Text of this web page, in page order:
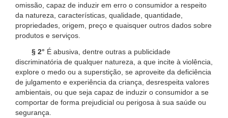
omissão, capaz de induzir em erro o consumidor a respeito
da natureza, características, qualidade, quantidade,
propriedades, origem, preço e quaisquer outros dados sobre
produtos e serviços.
§ 2° É abusiva, dentre outras a publicidade
discriminatória de qualquer natureza, a que incite à violência,
explore o medo ou a superstição, se aproveite da deficiência
de julgamento e experiência da criança, desrespeita valores
ambientais, ou que seja capaz de induzir o consumidor a se
comportar de forma prejudicial ou perigosa à sua saúde ou
segurança.